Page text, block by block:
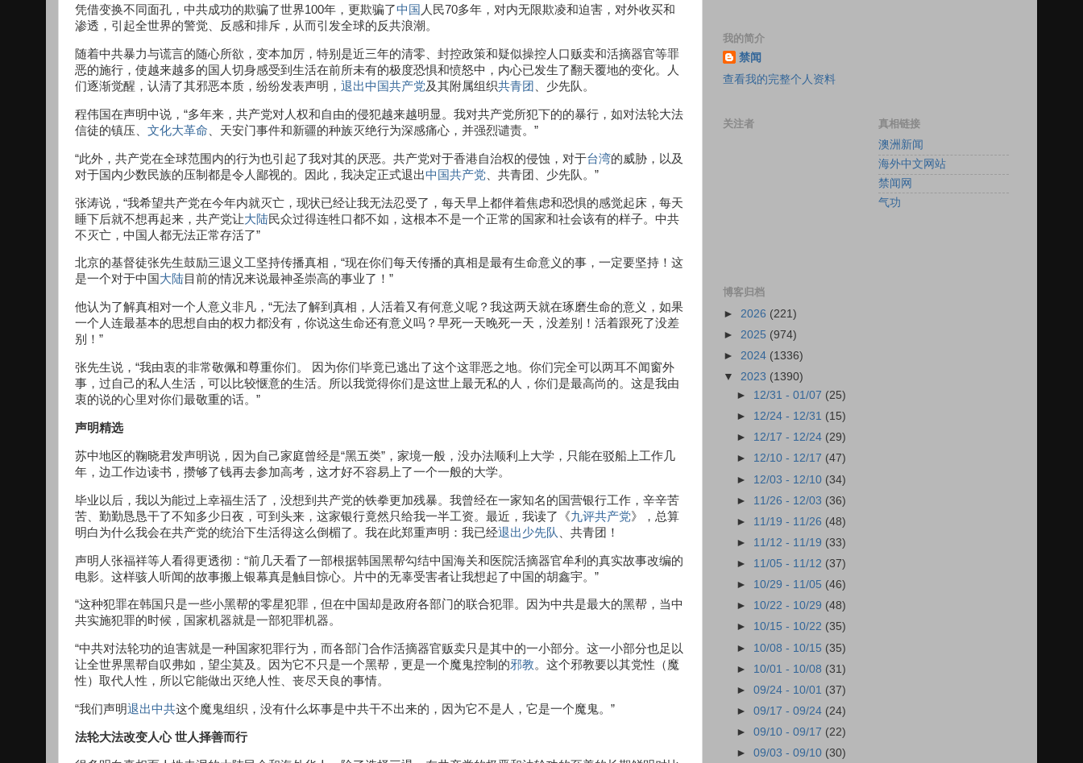
凭借变换不同面孔，中共成功的欺骗了世界100年，更欺骗了中国 人民70多年，对内无限欺凌和迫害，对外收买和
渗透，引起全世界的警觉、反感和排斥，从而引发全球的反共浪潮。
随着中共暴力与谎言的随心所欲，变本加厉，特别是近三年的清零、封控政策和疑似操控人口贩卖和活摘器官等罪
恶的施行，使越来越多的国人切身感受到生活在前所未有的极度恐惧和愤怒中，内心已发生了翻天覆地的变化。人
们逐渐觉醒，认清了其邪恶本质，纷纷发表声明， 退出中国共产党及其附属组织共青团 、少先队。
程伟国在声明中说，“多年来，共产党对人权和自由的侵犯越来越明显。我对共产党所犯下的的暴行，如对法轮大法
信徒的镇压、 文化大革命 、天安门事件和新疆的种族灭绝行为深感痛心，并强烈谴责。”
“此外，共产党在全球范围内的行为也引起了我对其的厌恶。共产党对于香港自治权的侵蚀，对于台湾的威胁，以及
对于国内少数民族的压制都是令人鄙视的。因此，我决定正式退出中国共产党 、共青团、少先队。”
张涛说，“我希望共产党在今年内就灭亡，现状已经让我无法忍受了，每天早上都伴着焦虑和恐惧的感觉起床，每天
睡下后就不想再起来，共产党让大陆民众过得连牲口都不如，这根本不是一个正常的国家和社会该有的样子。中共
不灭亡，中国人都无法正常存活了”
北京的基督徒张先生鼓励三退义工坚持传播真相，“现在你们每天传播的真相是最有生命意义的事，一定要坚持！这
是一个对于中国 大陆目前的情况来说最神圣崇高的事业了！”
他认为了解真相对一个人意义非凡，“无法了解到真相，人活着又有何意义呢？我这两天就在琢磨生命的意义，如果
一个人连最基本的思想自由的权力都没有，你说这生命还有意义吗？早死一天晚死一天，没差别！活着跟死了没差
别！”
张先生说，“我由衷的非常敬佩和尊重你们。 因为你们毕竟已逃出了这个这罪恶之地。你们完全可以两耳不闻窗外
事，过自己的私人生活，可以比较惬意的生活。所以我觉得你们是这世上最无私的人，你们是最高尚的。这是我由
衷的说的心里对你们最敬重的话。”
声明精选
苏中地区的鞠晓君发声明说，因为自己家庭曾经是“黑五类”，家境一般，没办法顺利上大学，只能在驳船上工作几
年，边工作边读书，攒够了钱再去参加高考，这才好不容易上了一个一般的大学。
毕业以后，我以为能过上幸福生活了，没想到共产党的铁拳更加残暴。我曾经在一家知名的国营银行工作，辛辛苦
苦、勤勤恳恳干了不知多少日夜，可到头来，这家银行竟然只给我一半工资。最近，我读了《九评共产党》，总算
明白为什么我会在共产党的统治下生活得这么倒楣了。我在此郑重声明：我已经退出少先队 、共青团！
声明人张福祥等人看得更透彻：“前几天看了一部根据韩国黑帮勾结中国海关和医院活摘器官牟利的真实故事改编的
电影。这样骇人听闻的故事搬上银幕真是触目惊心。片中的无辜受害者让我想起了中国的胡鑫宇。”
“这种犯罪在韩国只是一些小黑帮的零星犯罪，但在中国却是政府各部门的联合犯罪。因为中共是最大的黑帮，当中
共实施犯罪的时候，国家机器就是一部犯罪机器。
“中共对法轮功的迫害就是一种国家犯罪行为，而各部门合作活摘器官贩卖只是其中的一小部分。这一小部分也足以
让全世界黑帮自叹弗如，望尘莫及。因为它不只是一个黑帮，更是一个魔鬼控制的邪教。这个邪教要以其党性（魔
性）取代人性，所以它能做出灭绝人性、丧尽天良的事情。
“我们声明退出中共这个魔鬼组织，没有什么坏事是中共干不出来的，因为它不是人，它是一个魔鬼。”
法轮大法改变人心 世人择善而行
我的简介
禁闻
查看我的完整个人资料
关注者
真相链接
澳洲新闻
海外中文网站
禁闻网
气功
博客归档
► 2026 (221)
► 2025 (974)
► 2024 (1336)
▼ 2023 (1390)
► 12/31 - 01/07 (25)
► 12/24 - 12/31 (15)
► 12/17 - 12/24 (29)
► 12/10 - 12/17 (47)
► 12/03 - 12/10 (34)
► 11/26 - 12/03 (36)
► 11/19 - 11/26 (48)
► 11/12 - 11/19 (33)
► 11/05 - 11/12 (37)
► 10/29 - 11/05 (46)
► 10/22 - 10/29 (48)
► 10/15 - 10/22 (35)
► 10/08 - 10/15 (35)
► 10/01 - 10/08 (31)
►09/24 - 10/01 (37)
►09/17 - 09/24 (24)
►09/10 - 09/17 (22)
►09/03 - 09/10 (30)